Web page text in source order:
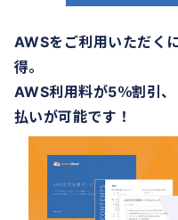
AWSをご利用いただく
得。
AWS利用料が5％割引
払いが可能です！